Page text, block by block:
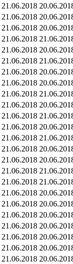
21.06.2018
21.06.2018
21.06.2018
21.06.2018
21.06.2018
21.06.2018
21.06.2018
21.06.2018
21.06.2018
21.06.2018
21.06.2018
21.06.2018
21.06.2018
21.06.2018
21.06.2018
21.06.2018
21.06.2018
21.06.2018
21.06.2018
21.06.2018
21.06.2018
21.06.2018
21.06.2018
21.06.2018